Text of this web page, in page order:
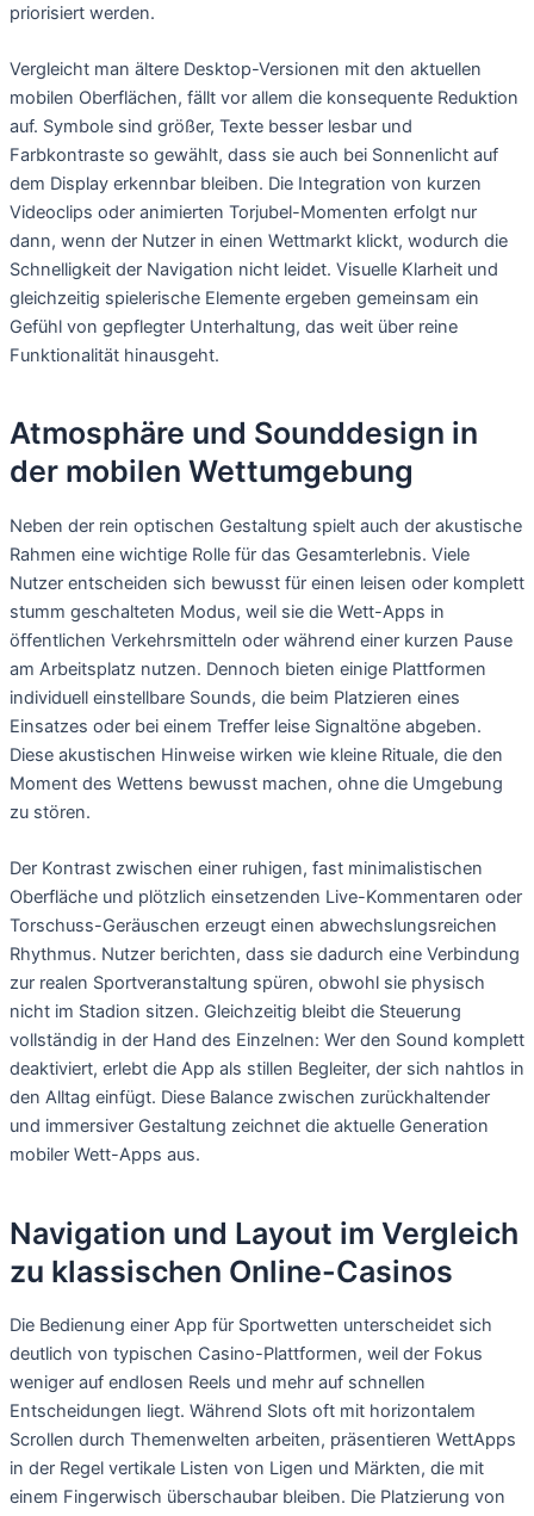
priorisiert werden.
Vergleicht man ältere Desktop-Versionen mit den aktuellen
mobilen Oberflächen, fällt vor allem die konsequente Reduktion
auf. Symbole sind größer, Texte besser lesbar und
Farbkontraste so gewählt, dass sie auch bei Sonnenlicht auf
dem Display erkennbar bleiben. Die Integration von kurzen
Videoclips oder animierten Torjubel-Momenten erfolgt nur
dann, wenn der Nutzer in einen Wettmarkt klickt, wodurch die
Schnelligkeit der Navigation nicht leidet. Visuelle Klarheit und
gleichzeitig spielerische Elemente ergeben gemeinsam ein
Gefühl von gepflegter Unterhaltung, das weit über reine
Funktionalität hinausgeht.
Atmosphäre und Sounddesign in
der mobilen Wettumgebung
Neben der rein optischen Gestaltung spielt auch der akustische
Rahmen eine wichtige Rolle für das Gesamterlebnis. Viele
Nutzer entscheiden sich bewusst für einen leisen oder komplett
stumm geschalteten Modus, weil sie die Wett-Apps in
öffentlichen Verkehrsmitteln oder während einer kurzen Pause
am Arbeitsplatz nutzen. Dennoch bieten einige Plattformen
individuell einstellbare Sounds, die beim Platzieren eines
Einsatzes oder bei einem Treffer leise Signaltöne abgeben.
Diese akustischen Hinweise wirken wie kleine Rituale, die den
Moment des Wettens bewusst machen, ohne die Umgebung
zu stören.
Der Kontrast zwischen einer ruhigen, fast minimalistischen
Oberfläche und plötzlich einsetzenden Live-Kommentaren oder
Torschuss-Geräuschen erzeugt einen abwechslungsreichen
Rhythmus. Nutzer berichten, dass sie dadurch eine Verbindung
zur realen Sportveranstaltung spüren, obwohl sie physisch
nicht im Stadion sitzen. Gleichzeitig bleibt die Steuerung
vollständig in der Hand des Einzelnen: Wer den Sound komplett
deaktiviert, erlebt die App als stillen Begleiter, der sich nahtlos in
den Alltag einfügt. Diese Balance zwischen zurückhaltender
und immersiver Gestaltung zeichnet die aktuelle Generation
mobiler Wett-Apps aus.
Navigation und Layout im Vergleich
zu klassischen Online-Casinos
Die Bedienung einer App für Sportwetten unterscheidet sich
deutlich von typischen Casino-Plattformen, weil der Fokus
weniger auf endlosen Reels und mehr auf schnellen
Entscheidungen liegt. Während Slots oft mit horizontalem
Scrollen durch Themenwelten arbeiten, präsentieren WettApps
in der Regel vertikale Listen von Ligen und Märkten, die mit
einem Fingerwisch überschaubar bleiben. Die Platzierung von